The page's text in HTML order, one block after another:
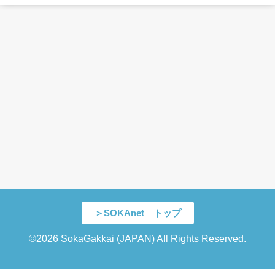
＞SOKAnet トップ
©2026 SokaGakkai (JAPAN) All Rights Reserved.